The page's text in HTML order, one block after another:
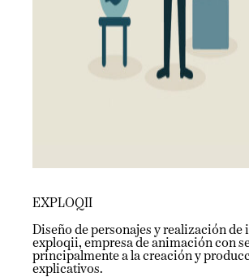
EXPLOQII
Diseño de personajes y realización de
exploqii, empresa de animación con
principalmente a la creación y
explicativos.